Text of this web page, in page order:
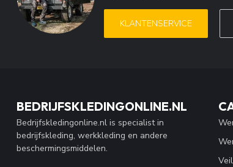
KLANTENSERVICE
BEDRIJFSKLEDINGONLINE.NL
Bedrijfskledingonline.nl is specialist in
bedrijfskleding, werkkleding en andere
beschermingsmiddelen.